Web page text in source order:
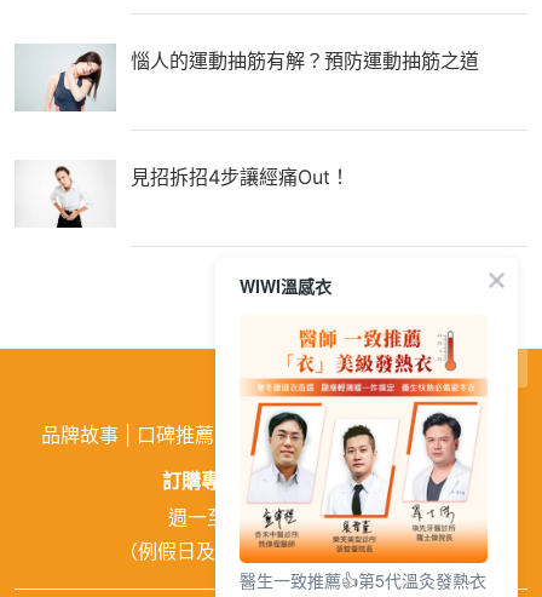
惱人的運動抽筋有解？預防運動抽筋之道
見招拆招4步讓經痛Out！
品牌故事 口碑推薦 購物需知 | 活動訊息 |企業徵才
訂購專線:
02-26026810
週一至週五 9:00~18:00
（例假日及中午12:00~13:00休息）
WIWI溫感衣
醫生一致推薦👍第5代溫灸發熱衣